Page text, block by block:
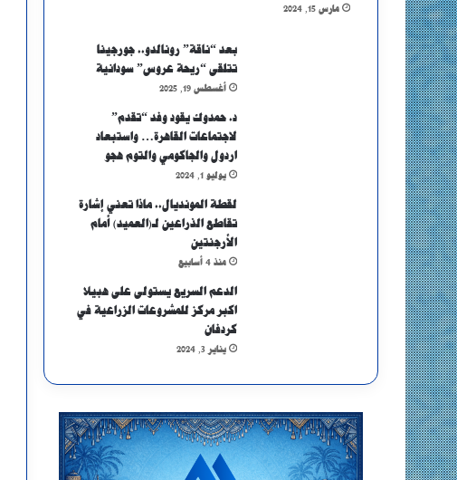
مارس 15, 2024
بعد “ناقة” رونالدو.. جورجينا
تتلقى “ريحة عروس” سودانية
أغسطس 19, 2025
د. حمدوك يقود وفد “تقدم”
لاجتماعات القاهرة… واستبعاد
اردول والجاكومي والتوم هجو
يوليو 1, 2024
لقطة المونديال.. ماذا تعني إشارة
تقاطع الذراعين لـ(العميد) أمام
الأرجنتين
منذ 4 أسابيع
الدعم السريع يستولى على هبيلا
اكبر مركز للمشروعات الزراعية في
كردفان
يناير 3, 2024